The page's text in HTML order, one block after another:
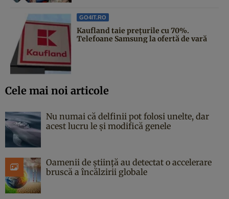
GO4IT.RO
Kaufland taie prețurile cu 70%.
Telefoane Samsung la ofertă de vară
Cele mai noi articole
Nu numai că delfinii pot folosi unelte, dar
acest lucru le și modifică genele
Oamenii de știință au detectat o accelerare
bruscă a încălzirii globale